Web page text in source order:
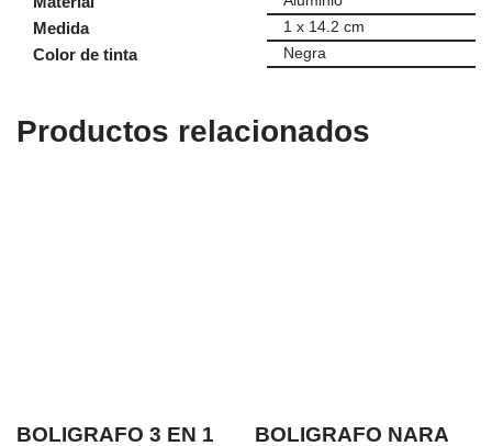
Medida 1 x 14.2 cm
Color de tinta Negra
Productos relacionados
BOLIGRAFO 3 EN 1
BOLIGRAFO NARA